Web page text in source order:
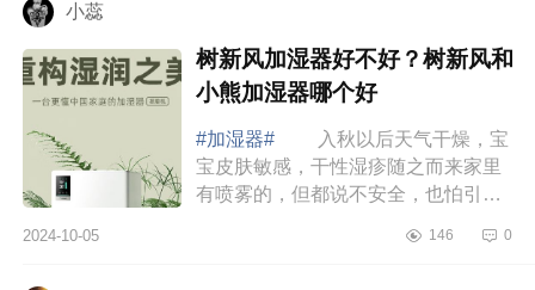
小蕊
树新风加湿器好不好？树新风和
小熊加湿器哪个好
#加湿器#
入秋以后天气干燥，宝
宝皮肤敏感，干性湿疹随之而来家里
有喷雾的，但都说不安全，也怕引发
朋友说最近出来一台实惠而且加湿量
2024-10-05 146 0